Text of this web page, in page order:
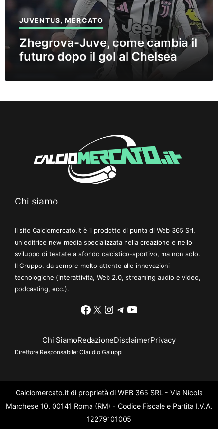
JUVENTUS,MERCATO
Zhegrova-Juve, come cambia il
futuro dopo il gol al Chelsea
Chi siamo
Il sito Calciomercato.it è il prodotto di punta di Web 365 Srl,
un'editrice new media specializzata nella creazione e nello
sviluppo di testate a sfondo calcistico-sportivo, ma non solo.
Il Gruppo, da sempre molto attento alle innovazioni
tecnologiche (interattività, Web 2.0, streaming audio e video,
podcasting, ecc.).
Facebook
X Instagram
Telegram
YouTube
Chi SiamoRedazioneDisclaimerPrivacy
Direttore Responsabile: Claudio Galuppi
Calciomercato.it di proprietà di WEB 365 SRL - Via Nicola
Marchese 10, 00141 Roma (RM) - Codice Fiscale e Partita I.V.A.
12279101005